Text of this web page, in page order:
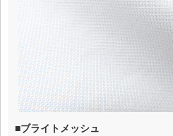
■ブライトメッシュ